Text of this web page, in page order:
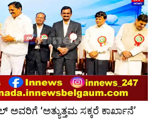
‘ಅತ್ಯುತ್ತಮ ಸಕ್ಕರೆ ಕಾರ್ಖಾನೆ’